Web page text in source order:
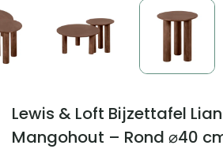
Lewis & Loft Bijzettafel Lian
Mangohout – Rond ⌀40